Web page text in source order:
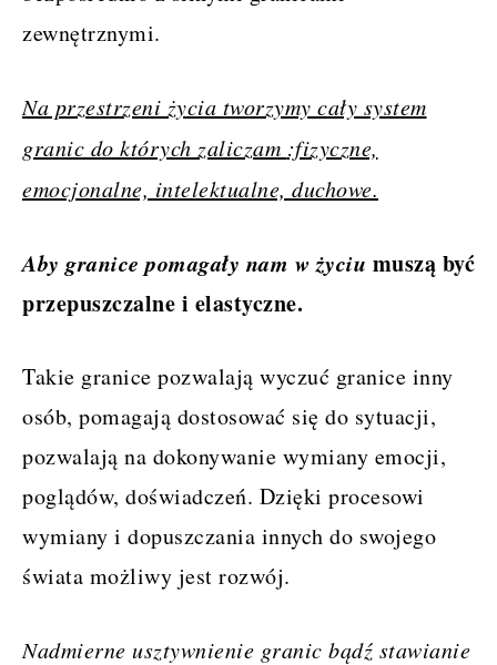
zewnętrznymi.
Na przestrzeni życia tworzymy cały system
granic do których zaliczam :fizyczne,
emocjonalne, intelektualne, duchowe.
Aby granice pomagały nam w życiu muszą być
przepuszczalne i elastyczne.
Takie granice pozwalają wyczuć granice inny
osób, pomagają dostosować się do sytuacji,
pozwalają na dokonywanie wymiany emocji,
poglądów, doświadczeń. Dzięki procesowi
wymiany i dopuszczania innych do swojego
świata możliwy jest rozwój.
Nadmierne usztywnienie granic bądź stawianie